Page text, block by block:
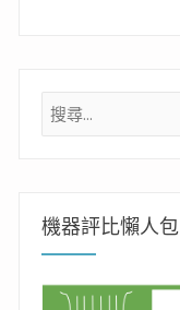
搜
機器評比懶人包